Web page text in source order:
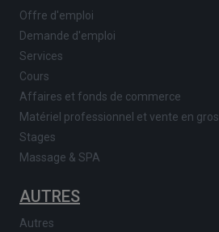
Offre d'emploi
Demande d'emploi
Services
Cours
Affaires et fonds de commerce
Matériel professionnel et vente en gros
Stages
Massage & SPA
AUTRES
Autres